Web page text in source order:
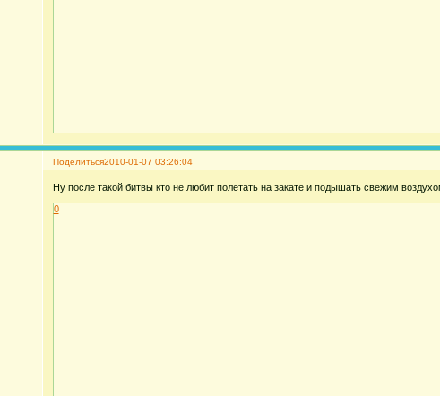
Поделиться2010-01-07 03:26:04
Ну после такой битвы кто не любит полетать на закате и подышать свежим
0